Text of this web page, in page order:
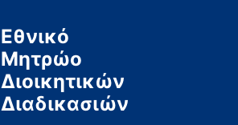
Εθνικό
Μητρώο
Διοικητικών
Διαδικασιών